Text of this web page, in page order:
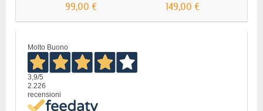
99,00 € 149,00 €
Molto Buono
3,9/5
2.226
recensioni